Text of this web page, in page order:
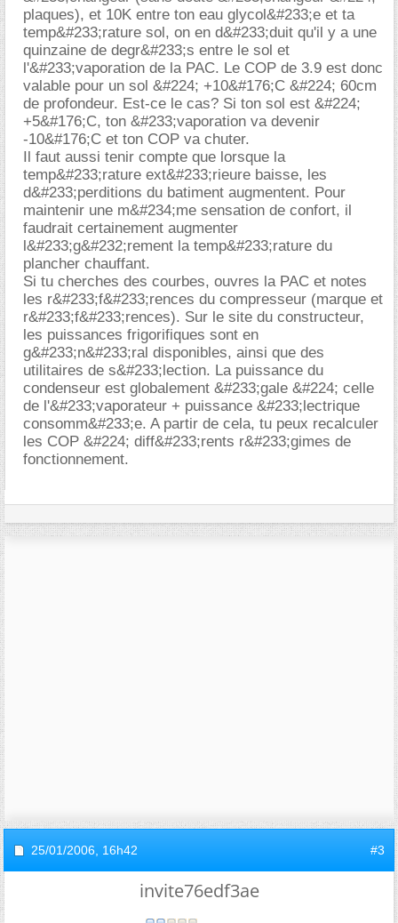
plaques), et 10K entre ton eau glycol&#233;e et ta
temp&#233;rature sol, on en d&#233;duit qu'il y a une
quinzaine de degr&#233;s entre le sol et
l'&#233;vaporation de la PAC. Le COP de 3.9 est donc
valable pour un sol &#224; +10&#176;C &#224; 60cm
de profondeur. Est-ce le cas? Si ton sol est &#224;
+5&#176;C, ton &#233;vaporation va devenir
-10&#176;C et ton COP va chuter.
Il faut aussi tenir compte que lorsque la
temp&#233;rature ext&#233;rieure baisse, les
d&#233;perditions du batiment augmentent. Pour
maintenir une m&#234;me sensation de confort, il
faudrait certainement augmenter
l&#233;g&#232;rement la temp&#233;rature du
plancher chauffant.
Si tu cherches des courbes, ouvres la PAC et notes
les r&#233;f&#233;rences du compresseur (marque et
r&#233;f&#233;rences). Sur le site du constructeur,
les puissances frigorifiques sont en
g&#233;n&#233;ral disponibles, ainsi que des
utilitaires de s&#233;lection. La puissance du
condenseur est globalement &#233;gale &#224; celle
de l'&#233;vaporateur + puissance &#233;lectrique
consomm&#233;e. A partir de cela, tu peux recalculer
les COP &#224; diff&#233;rents r&#233;gimes de
fonctionnement.
25/01/2006, 16h42 #3
invite76edf3ae